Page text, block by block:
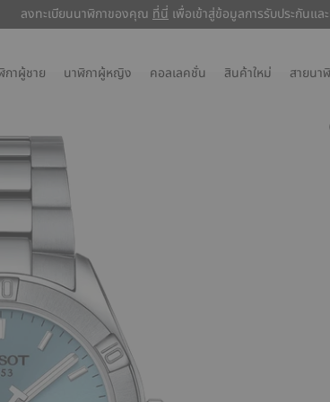
ลงทะเบียนนาฬิกาของคุณ ที่นี่ เพื่อเข้าสู่ข้อมูลการรับประกันแ
ลงทะเบียนนาฬิกาของคุณ ที่นี่ เพื่อเข้าสู่ข้อมูลการรับประกันแ
กาผู้ชาย นาฬิกาผู้หญิง คอลเลคชั่น สินค้าใหม่ สายนา